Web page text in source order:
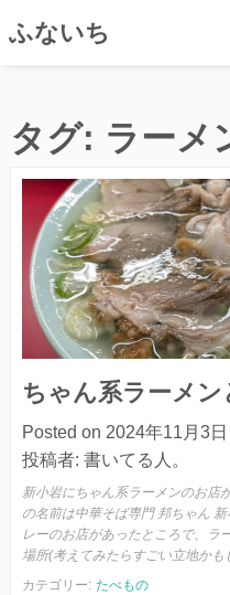
テ
ふないち
タグ: ラーメ
ちゃん系ラーメ
Posted on 2024年11月3日
投稿者: 書いてる人。
新小岩にちゃん系ラーメンのお店
の名前は中華そば専門 邦ちゃん
レーのお店があったところで、ラ
場所(考えてみたらすごい立地か
カテゴリー: たべもの